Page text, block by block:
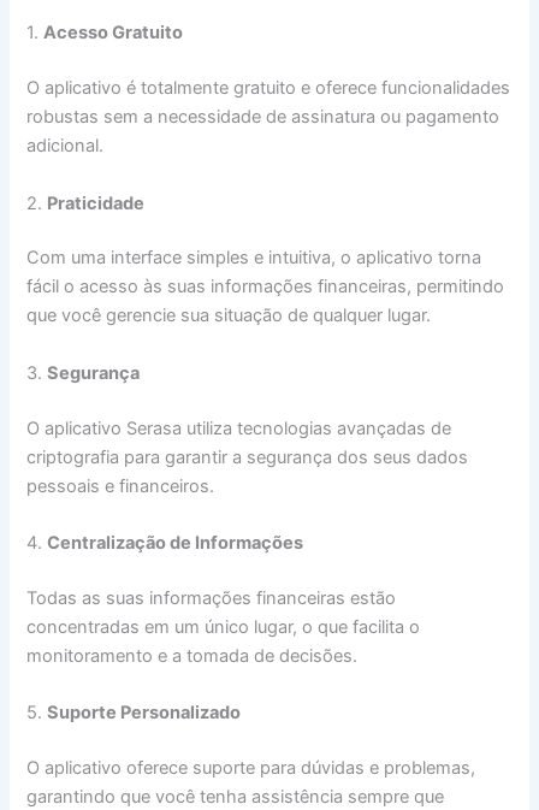
1.Acesso Gratuito
O aplicativo é totalmente gratuito e oferece funcionalidades
robustas sem a necessidade de assinatura ou pagamento
adicional.
2. Praticidade
Com uma interface simples e intuitiva, o aplicativo torna
fácil o acesso às suas informações financeiras, permitindo
que você gerencie sua situação de qualquer lugar.
3.Segurança
O aplicativo Serasa utiliza tecnologias avançadas de
criptografia para garantir a segurança dos seus dados
pessoais e financeiros.
4.Centralização de Informações
Todas as suas informações financeiras estão
concentradas em um único lugar, o que facilita o
monitoramento e a tomada de decisões.
5.Suporte Personalizado
O aplicativo oferece suporte para dúvidas e problemas,
garantindo que você tenha assistência sempre que